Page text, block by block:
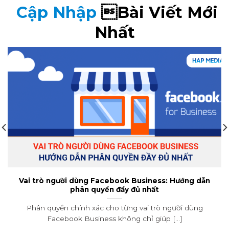
Cập Nhập Bài Viết Mới
Nhất
Tự động hóa inbox Messenger: Bí quyết nâng cao
trải nghiệm khách hàng
Tự động hóa inbox Messenger đã trở thành giải pháp
không thể thiếu, giúp các [...]